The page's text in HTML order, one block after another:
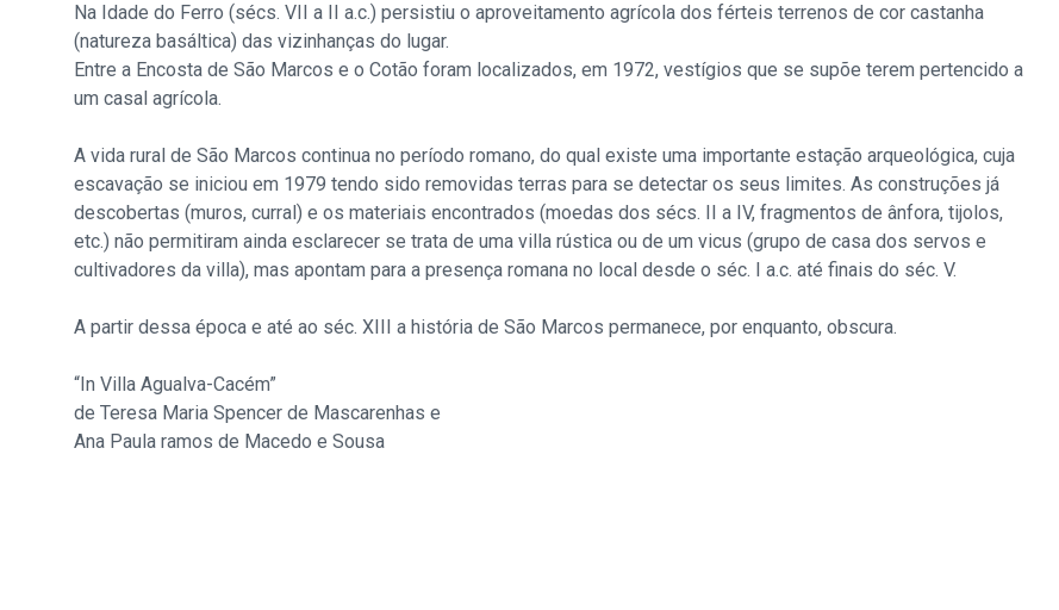
Na Idade do Ferro (sécs. VII a II a.c.) persistiu o aproveitamento agrícola dos férteis terrenos de cor castanha
(natureza basáltica) das vizinhanças do lugar.
Entre a Encosta de São Marcos e o Cotão foram localizados, em 1972, vestígios que se supõe terem pertencido a
um casal agrícola.
A vida rural de São Marcos continua no período romano, do qual existe uma importante estação arqueológica, cuja
escavação se iniciou em 1979 tendo sido removidas terras para se detectar os seus limites. As construções já
descobertas (muros, curral) e os materiais encontrados (moedas dos sécs. II a IV, fragmentos de ânfora, tijolos,
etc.) não permitiram ainda esclarecer se trata de uma villa rústica ou de um vicus (grupo de casa dos servos e
cultivadores da villa), mas apontam para a presença romana no local desde o séc. I a.c. até finais do séc. V.
A partir dessa época e até ao séc. XIII a história de São Marcos permanece, por enquanto, obscura.
“In Villa Agualva-Cacém”
de Teresa Maria Spencer de Mascarenhas e
Ana Paula ramos de Macedo e Sousa